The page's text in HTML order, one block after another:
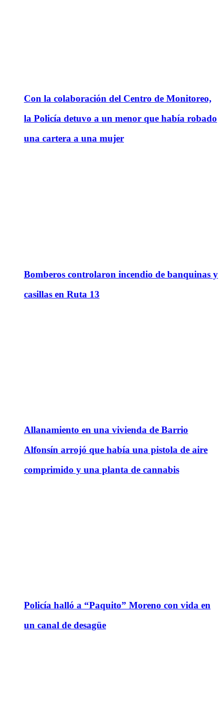
Con la colaboración del Centro de Monitoreo,
la Policía detuvo a un menor que había robado
una cartera a una mujer
Bomberos controlaron incendio de banquinas y
casillas en Ruta 13
Allanamiento en una vivienda de Barrio
Alfonsín arrojó que había una pistola de aire
comprimido y una planta de cannabis
Policía halló a “Paquito” Moreno con vida en
un canal de desagüe